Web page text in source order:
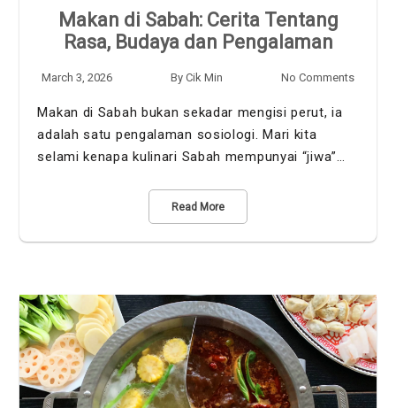
Makan di Sabah: Cerita Tentang
Rasa, Budaya dan Pengalaman
March 3, 2026 By Cik Min No Comments
Makan di Sabah bukan sekadar mengisi perut, ia
adalah satu pengalaman sosiologi. Mari kita
selami kenapa kulinari Sabah mempunyai “jiwa”…
Read More